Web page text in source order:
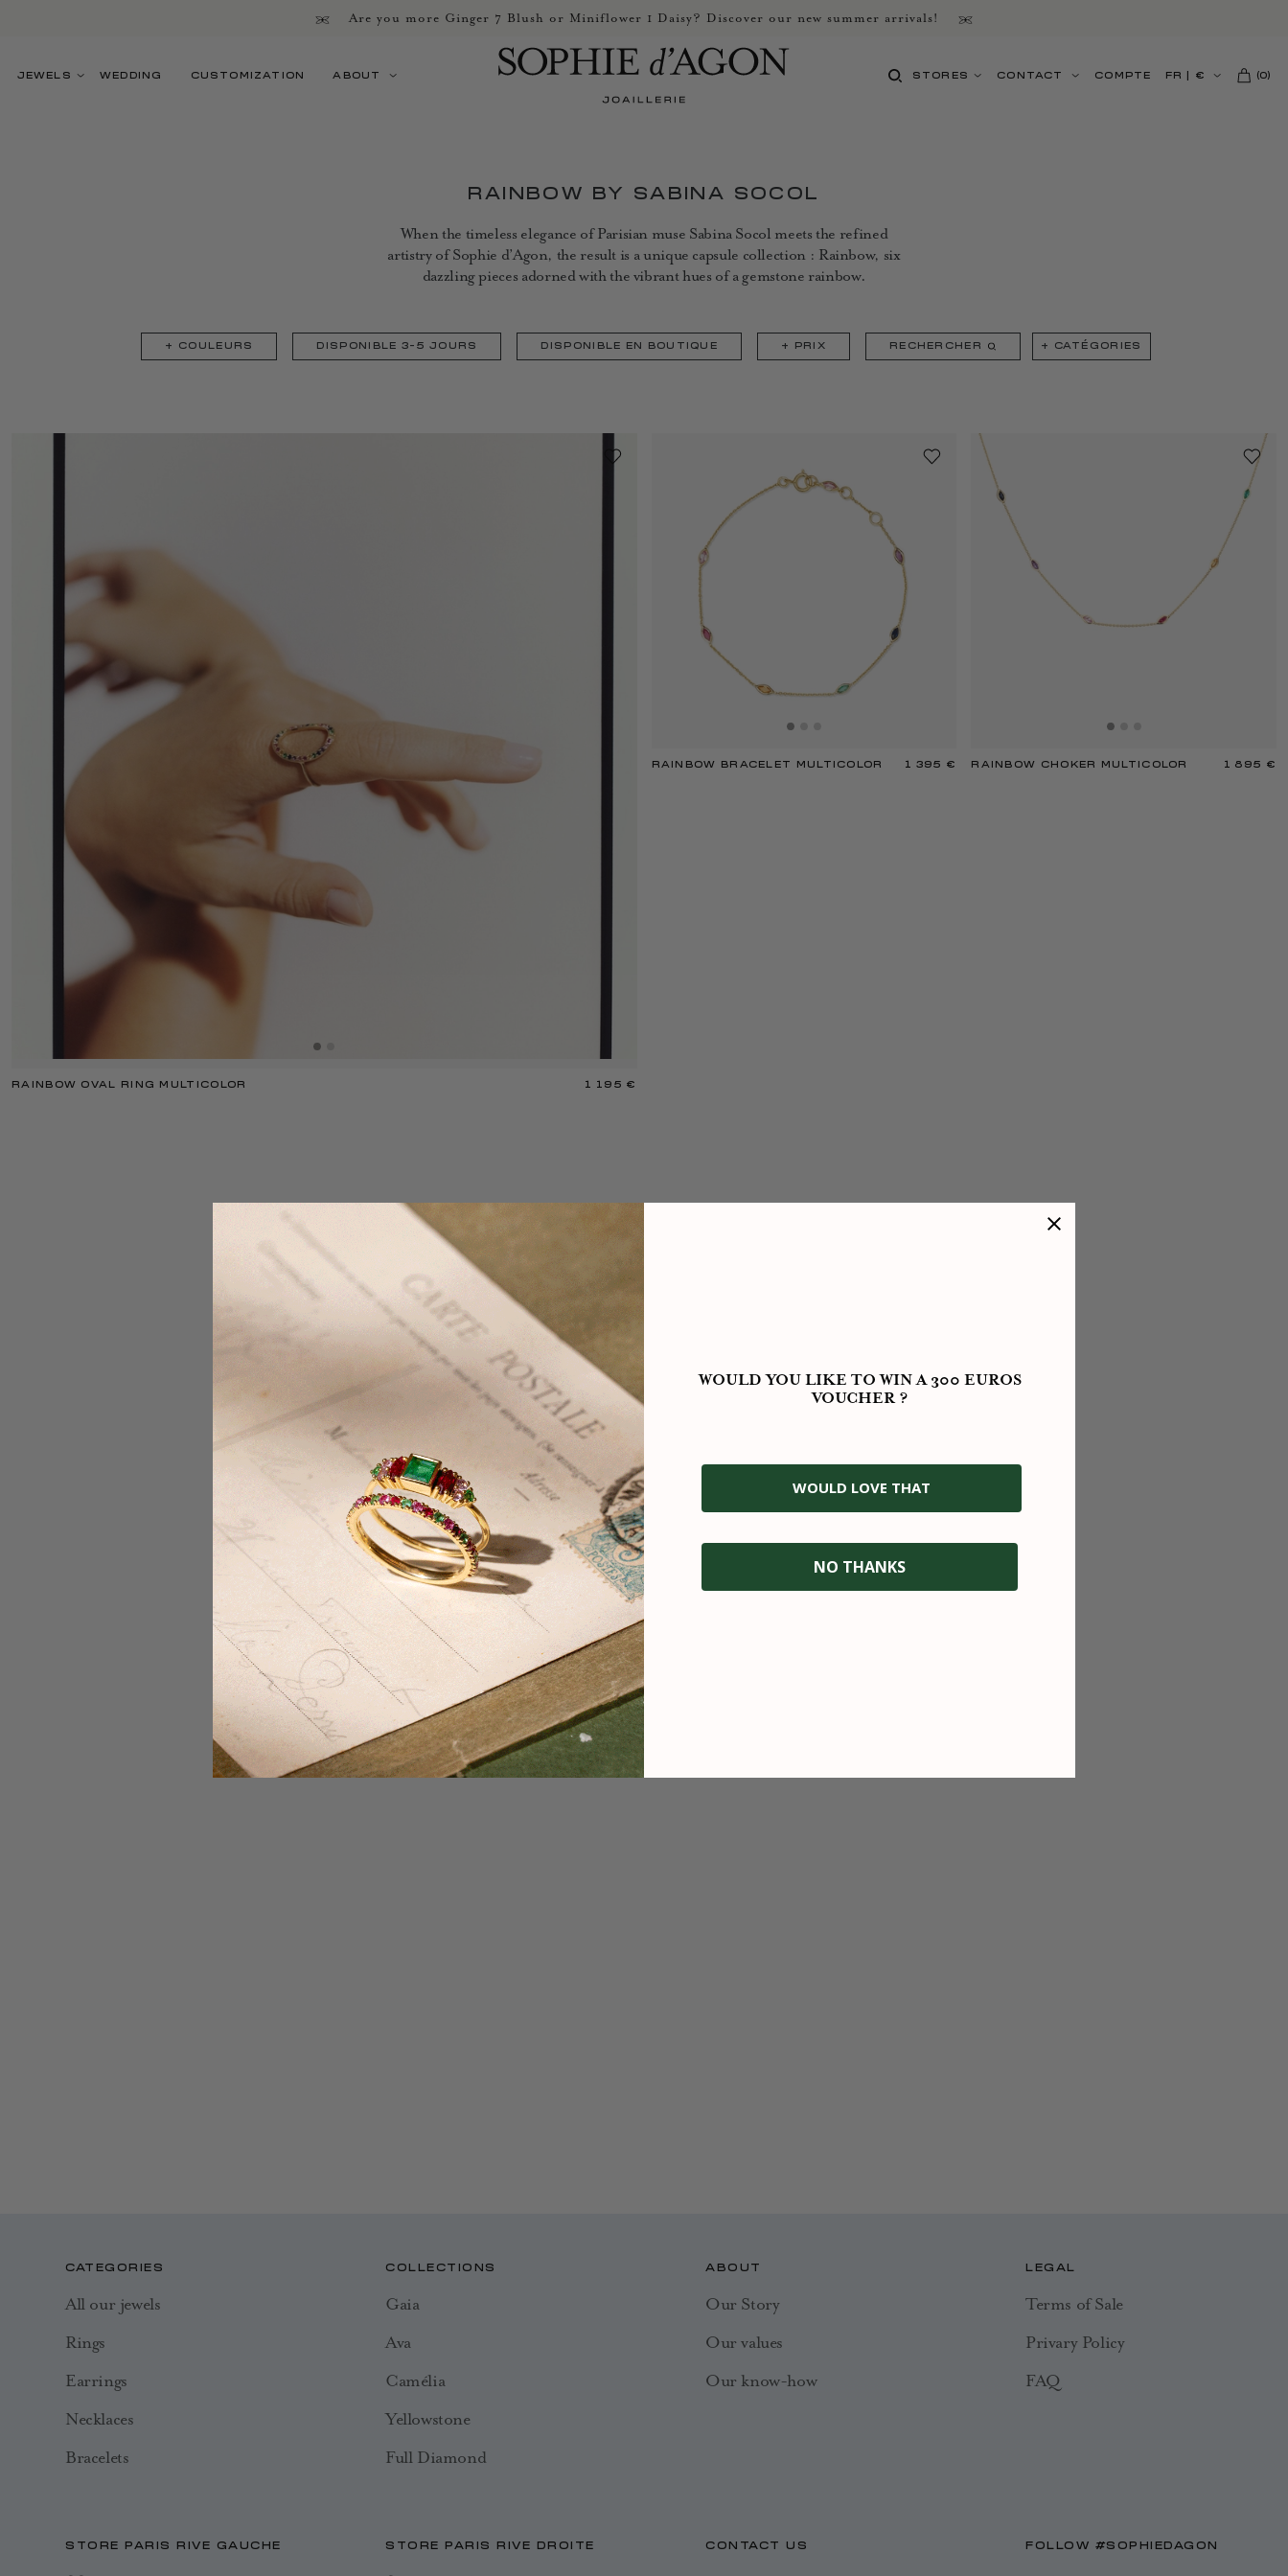
Are you more Ginger 7 Blush or Miniflower 1 Daisy? Discover our new summer arrivals!
JEWELS WEDDING CUSTOMIZATION ABOUT STORES CONTACT COMPTE FR € (0)
RAINBOW BY SABINA SOCOL
When the timeless elegance of Parisian muse Sabina Socol meets the refined
artistry of Sophie d’Agon, the result is a unique capsule collection : Rainbow, six
dazzling pieces adorned with the vibrant hues of a gemstone rainbow.
+ COULEURS DISPONIBLE 3-5 JOURS DISPONIBLE EN BOUTIQUE + PRIX RECHERCHER + CATÉGORIES
RAINBOW OVAL RING MULTICOLOR 1 195 €
RAINBOW BRACELET MULTICOLOR 1 395 € RAINBOW CHOKER MULTICOLOR 1 895 €
Nous envoyons vos bijoux
monde. Les taxes et frais de douane
LIVRAISON SÉCURISÉE
Notre taux de livraison avec succès est
de 99,99%. En cas de problème, vous
êtes intégralement remboursé ou le
bijou remplacé.
Vous disposez de 30 jours pour un
CATEGORIES
All our jewels
Rings
Earrings
Necklaces
Bracelets
COLLECTIONS
Gaia
Ava
Camélia
Yellowstone
Full Diamond
ABOUT
Our Story
Our values
Our know-how
LEGAL
Terms of Sale
Privary Policy
FAQ
STORE PARIS RIVE GAUCHE STORE PARIS RIVE DROITE CONTACT US FOLLOW #SOPHIEDAGON
WOULD YOU LIKE TO WIN A 300 EUROS
VOUCHER ?
WOULD LOVE THAT
NO THANKS